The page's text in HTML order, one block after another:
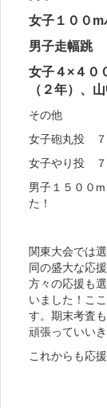
女子１００
男子走幅跳
女子４×４
（２年）、
その他
女子砲丸投
女子やり投
男子１５００
た！
関東大会では
同の盛大な応
方々の応援も
いました！こ
す。期末考査
頑張っていい
これからも応